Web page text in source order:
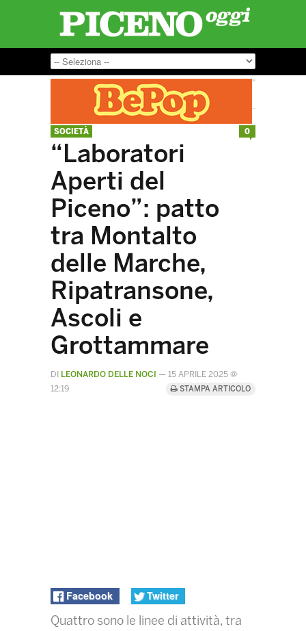
SOCIETÀ
“Laboratori
Aperti del
Piceno”: patto
tra Montalto
delle Marche,
Ripatransone,
Ascoli e
Grottammare
DI LEONARDO DELLE NOCI — 15 APRILE 2025 @
12:19
STAMPA ARTICOLO
Facebook Twitter
Quattro sono le linee di attività, tra
0